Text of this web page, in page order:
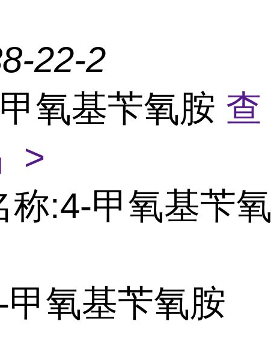
22-2
氧基苄氧胺 查
>
称:4-甲氧基苄氧
氧基苄氧胺